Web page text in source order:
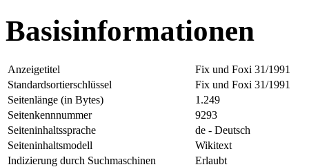
Basisinformationen
Anzeigetitel
Fix und Foxi 31/1991
Standardsortierschlüssel
Fix und Foxi 31/1991
Seitenlänge (in Bytes)
1.249
Seitenkennnummer
9293
Seiteninhaltssprache
de - Deutsch
Seiteninhaltsmodell
Wikitext
Indizierung durch Suchmaschinen
Erlaubt